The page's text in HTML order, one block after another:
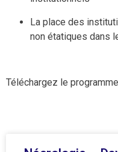
La place des
non étatiques dans
Téléchargez le programme